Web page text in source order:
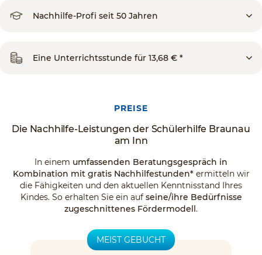
Nachhilfe-Profi seit 50 Jahren
Eine Unterrichtsstunde für 13,68 € *
PREISE
Die Nachhilfe-Leistungen der Schülerhilfe Braunau
am Inn
In einem umfassenden Beratungsgespräch in
Kombination mit gratis Nachhilfestunden*ermitteln wir
die Fähigkeiten und den aktuellen Kenntnisstand Ihres
Kindes. So erhalten Sie ein auf seine/ihre Bedürfnisse
zugeschnittenes Fördermodell.
MEIST GEBUCHT